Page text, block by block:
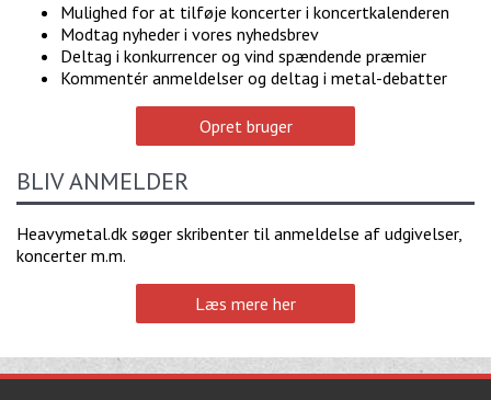
Mulighed for at tilføje koncerter i koncertkalenderen
Modtag nyheder i vores nyhedsbrev
Deltag i konkurrencer og vind spændende præmier
Kommentér anmeldelser og deltag i metal-debatter
Opret bruger
BLIV ANMELDER
Heavymetal.dk søger skribenter til anmeldelse af udgivelser,
koncerter m.m.
Læs mere her